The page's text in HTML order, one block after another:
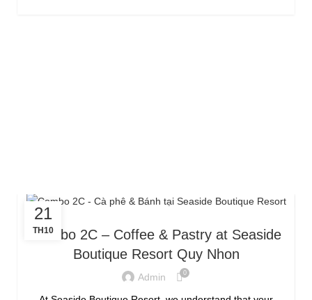
21
TH10
Combo 2C – Coffee & Pastry at Seaside
Boutique Resort Quy Nhon
Admin 0